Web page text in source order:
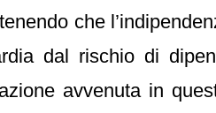
che
dal rischio di
avvenuta in